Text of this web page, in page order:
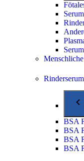
BSA
BSA
BSA
BSA